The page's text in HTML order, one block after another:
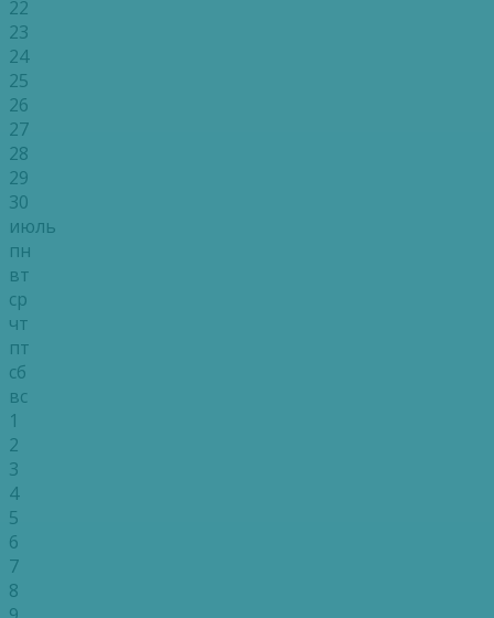
22
23
24
25
26
27
28
29
30
июль
пн
вт
ср
чт
пт
сб
вс
1
2
3
4
5
6
7
8